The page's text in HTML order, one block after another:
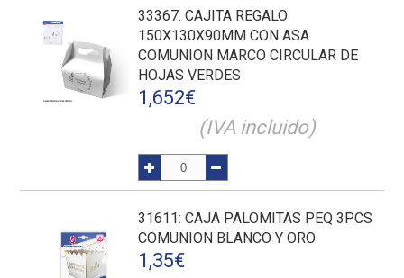
33367: CAJITA REGALO
150X130X90MM CON ASA
COMUNION MARCO CIRCULAR DE
HOJAS VERDES
1,652€
(IVA incluido)
31611: CAJA PALOMITAS PEQ 3PCS
COMUNION BLANCO Y ORO
1,35€